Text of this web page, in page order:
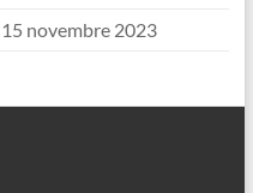
15 novembre 2023